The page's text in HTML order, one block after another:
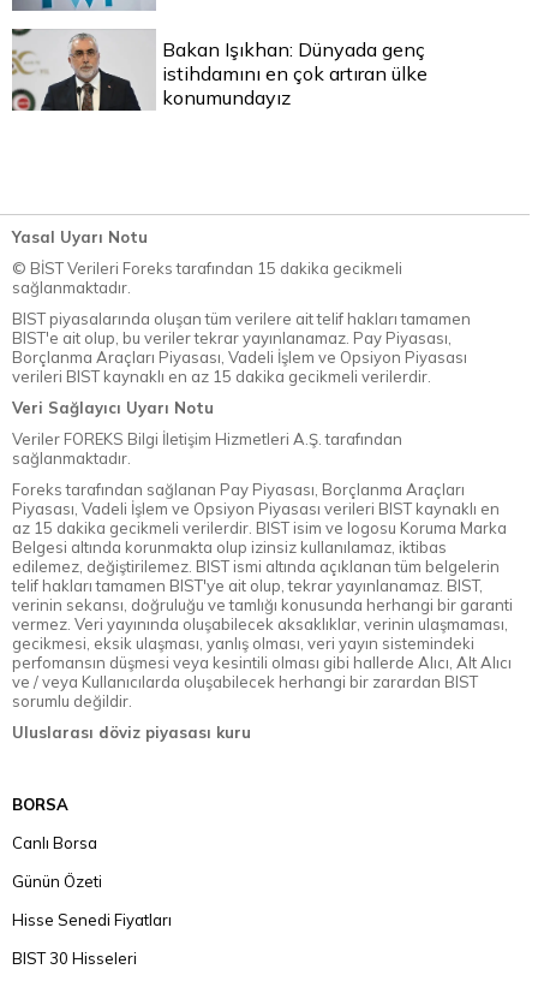
Bakan Işıkhan: Dünyada genç
istihdamını en çok artıran ülke
konumundayız
Yasal Uyarı Notu
© BİST Verileri Foreks tarafından 15 dakika gecikmeli
sağlanmaktadır.
BIST piyasalarında oluşan tüm verilere ait telif hakları tamamen
BIST'e ait olup, bu veriler tekrar yayınlanamaz. Pay Piyasası,
Borçlanma Araçları Piyasası, Vadeli İşlem ve Opsiyon Piyasası
verileri BIST kaynaklı en az 15 dakika gecikmeli verilerdir.
Veri Sağlayıcı Uyarı Notu
Veriler FOREKS Bilgi İletişim Hizmetleri A.Ş. tarafından
sağlanmaktadır.
Foreks tarafından sağlanan Pay Piyasası, Borçlanma Araçları
Piyasası, Vadeli İşlem ve Opsiyon Piyasası verileri BIST kaynaklı en
az 15 dakika gecikmeli verilerdir. BIST isim ve logosu Koruma Marka
Belgesi altında korunmakta olup izinsiz kullanılamaz, iktibas
edilemez, değiştirilemez. BIST ismi altında açıklanan tüm belgelerin
telif hakları tamamen BIST'ye ait olup, tekrar yayınlanamaz. BIST,
verinin sekansı, doğruluğu ve tamlığı konusunda herhangi bir garanti
vermez. Veri yayınında oluşabilecek aksaklıklar, verinin ulaşmaması,
gecikmesi, eksik ulaşması, yanlış olması, veri yayın sistemindeki
perfomansın düşmesi veya kesintili olması gibi hallerde Alıcı, Alt Alıcı
ve / veya Kullanıcılarda oluşabilecek herhangi bir zarardan BIST
sorumlu değildir.
Uluslarası döviz piyasası kuru
BORSA
Canlı Borsa
Günün Özeti
Hisse Senedi Fiyatları
BIST 30 Hisseleri